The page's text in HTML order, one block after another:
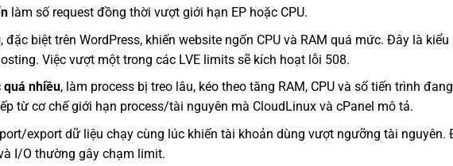
làm số request đồng thời vượt giới hạn EP hoặc CPU.
, đặc biệt trên WordPress, khiến website ngốn CPU và RAM quá mức. Đây là kiểu
Việc vượt một trong các LVE limits sẽ kích hoạt lỗi 508.
quá nhiều, làm process bị treo lâu, kéo theo tăng RAM, CPU và số tiến trình
từ cơ chế giới hạn process/tài nguyên mà CloudLinux và cPanel mô tả.
export dữ liệu chạy cùng lúc khiến tài khoản dùng vượt ngưỡng tài nguyên.
I/O thường gây chạm limit.